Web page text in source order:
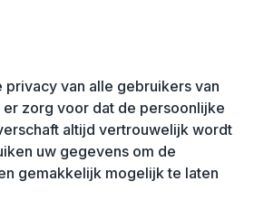
privacy van alle gebruikers van
er zorg voor dat de persoonlijke
altijd vertrouwelijk wordt
uw gegevens om de
gemakkelijk mogelijk te laten